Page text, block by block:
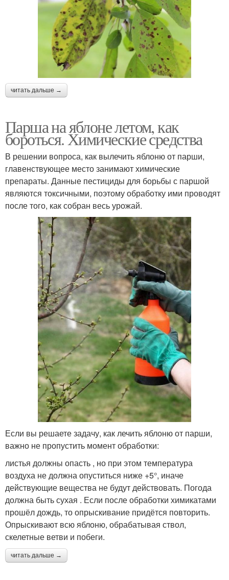
читать дальше →
Парша на яблоне летом, как
бороться. Химические средства
В решении вопроса, как вылечить яблоню от парши,
главенствующее место занимают химические
препараты. Данные пестициды для борьбы с паршой
являются токсичными, поэтому обработку ими проводят
после того, как собран весь урожай.
Если вы решаете задачу, как лечить яблоню от парши,
важно не пропустить момент обработки:
листья должны опасть , но при этом температура
воздуха не должна опуститься ниже +5°, иначе
действующие вещества не будут действовать. Погода
должна быть сухая . Если после обработки химикатами
прошёл дождь, то опрыскивание придётся повторить.
Опрыскивают всю яблоню, обрабатывая ствол,
скелетные ветви и побеги.
читать дальше →